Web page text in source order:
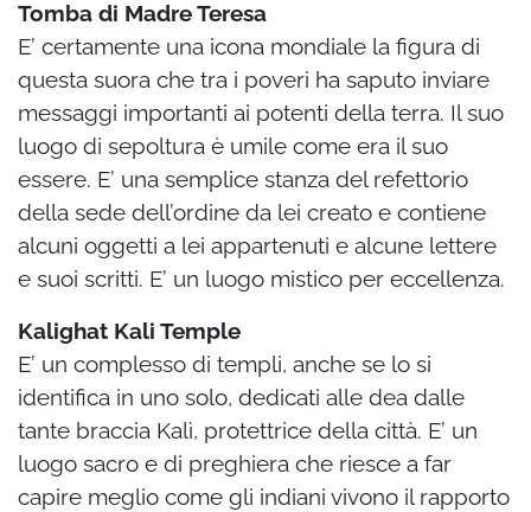
Tomba di Madre Teresa
E’ certamente una icona mondiale la figura di
questa suora che tra i poveri ha saputo inviare
messaggi importanti ai potenti della terra. Il suo
luogo di sepoltura è umile come era il suo
essere. E’ una semplice stanza del refettorio
della sede dell’ordine da lei creato e contiene
alcuni oggetti a lei appartenuti e alcune lettere
e suoi scritti. E’ un luogo mistico per eccellenza.
Kalighat Kali Temple
E’ un complesso di templi, anche se lo si
identifica in uno solo, dedicati alle dea dalle
tante braccia Kalì, protettrice della città. E’ un
luogo sacro e di preghiera che riesce a far
capire meglio come gli indiani vivono il rapporto